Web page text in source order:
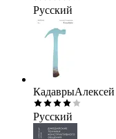
Русский
Кадавры
Русский